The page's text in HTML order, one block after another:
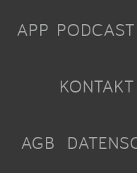
APP PODCAST
KONTAKT
AGB